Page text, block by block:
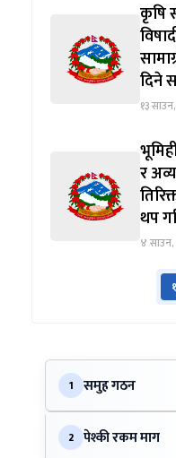
कृषि
दिने
१३
र
थप
४
१
1 समुह गठन
2 पेश्की रकम माग